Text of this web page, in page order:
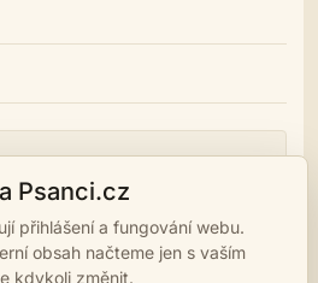
NÁSLEDUJÍCÍ DÍLO →
Psanci.cz
přihlášení a fungování webu.
obsah načteme jen s vaším
kdykoli změnit.